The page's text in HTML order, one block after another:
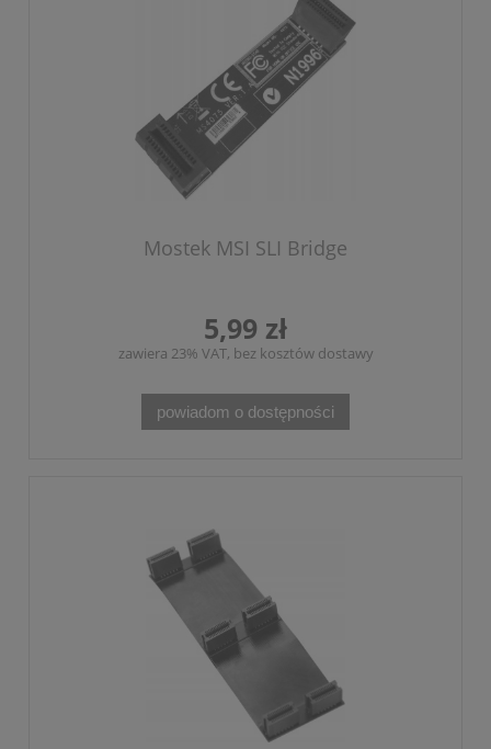
Mostek MSI SLI Bridge
5,99 zł
zawiera 23% VAT, bez kosztów dostawy
powiadom o dostępności